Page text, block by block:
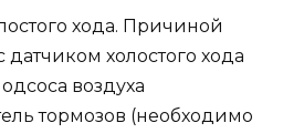
хода. Причиной
холостого хода
воздуха
тормозов (необходимо